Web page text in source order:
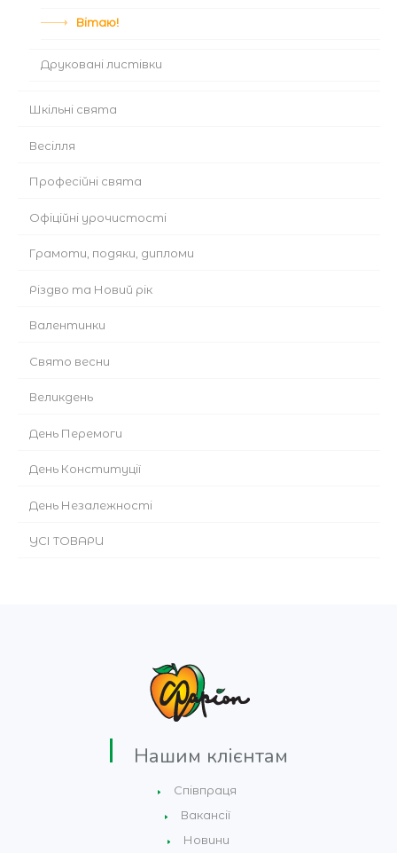
Вітаю!
Друковані листівки
Шкільні свята
Весілля
Професійні свята
Офіційні урочистості
Грамоти, подяки, дипломи
Різдво та Новий рік
Валентинки
Cвято весни
Великдень
День Перемоги
День Конституції
День Незалежності
УСІ ТОВАРИ
Нашим клієнтам
Співпраця
Вакансії
Новини